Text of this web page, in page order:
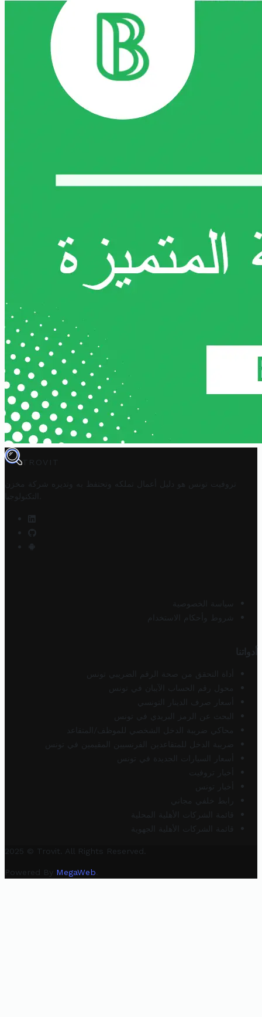
TROVIT
تروفيت تونس هو دليل أعمال تملكه وتحتفظ به وتديره
شركة مخزن
التكنولوجيا
سياسة الخصوصية
شروط وأحكام الاستخدام
أدواتنا
أداة التحقق من صحة الرقم الضريبي تونس
محول رقم الحساب الآيبان في تونس
أسعار صرف الدينار التونسي
البحث عن الرمز البريدي في تونس
محاكي ضريبة الدخل الشخصي للموظف/المتقاعد
ضريبة الدخل للمتقاعدين الفرنسيين المقيمين في تونس
أسعار السيارات الجديدة في تونس
أخبار تروفيت
أخبار تونس
رابط خلفي مجاني
قائمة الشركات الأهلية المحلية
قائمة الشركات الأهلية الجهوية
2025 © Trovit. All Rights Reserved.
Powered By MegaWeb